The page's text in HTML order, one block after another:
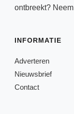
ontbreekt? Neem
INFORMATIE
Adverteren
Nieuwsbrief
Contact